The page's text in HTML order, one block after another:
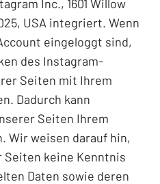
Inc., 1601 Willow
USA integriert. Wenn
eingeloggt sind,
des Instagram-
Seiten mit Ihrem
Dadurch kann
Seiten Ihrem
Wir weisen darauf hin,
Seiten keine Kenntnis
Daten sowie deren